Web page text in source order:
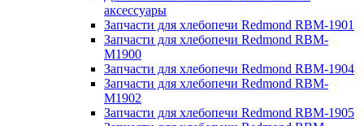
аксессуары
Запчасти для хлебопечи Redmond RBM-1901
Запчасти для хлебопечи Redmond RBM-
M1900
Запчасти для хлебопечи Redmond RBM-1904
Запчасти для хлебопечи Redmond RBM-
M1902
Запчасти для хлебопечи Redmond RBM-1905